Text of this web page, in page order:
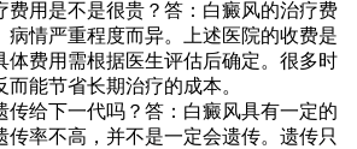
费用是不是很贵？答：白癜风的治疗费
病情严重程度而异。上述医院的收费是
体费用需根据医生评估后确定。很多时
能节省长期治疗的成本。
传给下一代吗？答：白癜风具有一定的
传率不高，并不是一定会遗传。遗传只